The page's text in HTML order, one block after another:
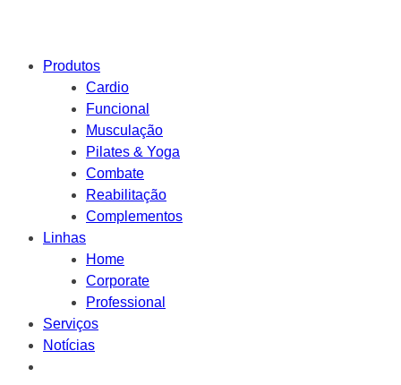
Produtos
Cardio
Funcional
Musculação
Pilates & Yoga
Combate
Reabilitação
Complementos
Linhas
Home
Corporate
Professional
Serviços
Notícias